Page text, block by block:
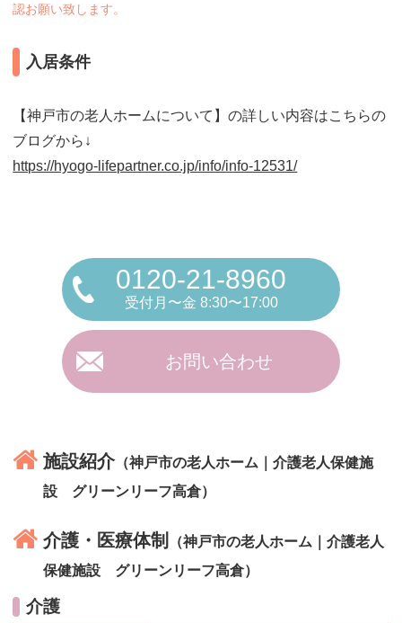
認お願い致します。
入居条件
【神戸市の老人ホームについて】の詳しい内容はこちらの
ブログから↓
https://hyogo-lifepartner.co.jp/info/info-12531/
0120-21-8960
受付月〜金 8:30〜17:00
お問い合わせ
施設紹介（神戸市の老人ホーム｜介護老人保健施
設 グリーンリーフ高倉）
介護・医療体制
（神戸市の老人ホーム｜介護老人
保健施設 グリーンリーフ高倉）
介護